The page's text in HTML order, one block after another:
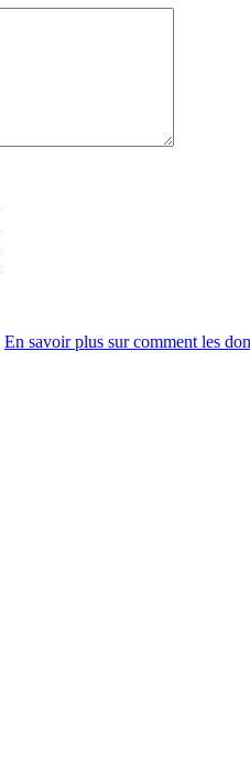
En savoir plus sur comment les